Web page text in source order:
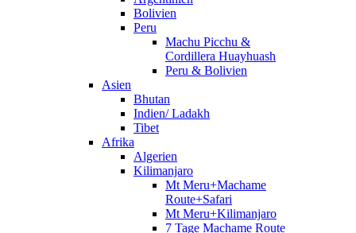
Bolivien
Peru
Machu Picchu &
Cordillera Huayhuash
Peru & Bolivien
Asien
Bhutan
Indien/ Ladakh
Tibet
Afrika
Algerien
Kilimanjaro
Mt Meru+Machame
Route+Safari
Mt Meru+Kilimanjaro
7 Tage Machame Route